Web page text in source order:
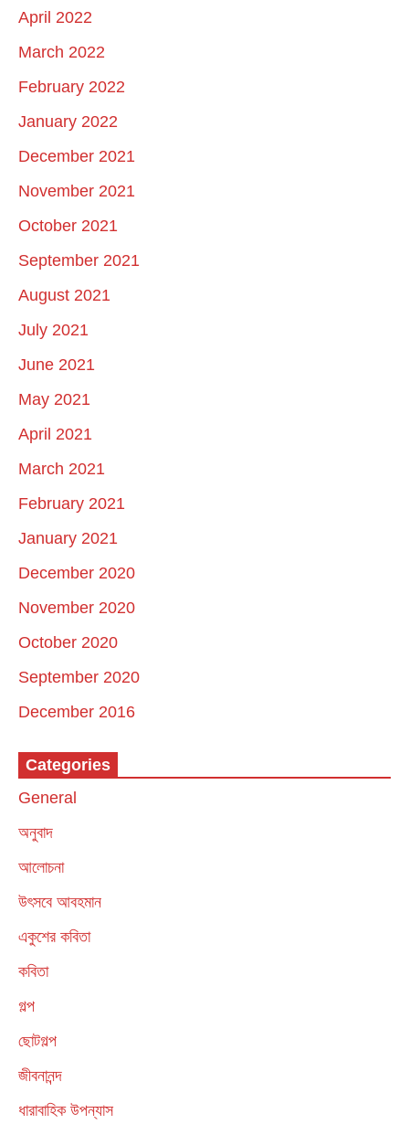
April 2022
March 2022
February 2022
January 2022
December 2021
November 2021
October 2021
September 2021
August 2021
July 2021
June 2021
May 2021
April 2021
March 2021
February 2021
January 2021
December 2020
November 2020
October 2020
September 2020
December 2016
Categories
General
অনুবাদ
আলোচনা
উৎসবে আবহমান
একুশের কবিতা
কবিতা
গল্প
ছোটগল্প
জীবনানন্দ
ধারাবাহিক উপন্যাস